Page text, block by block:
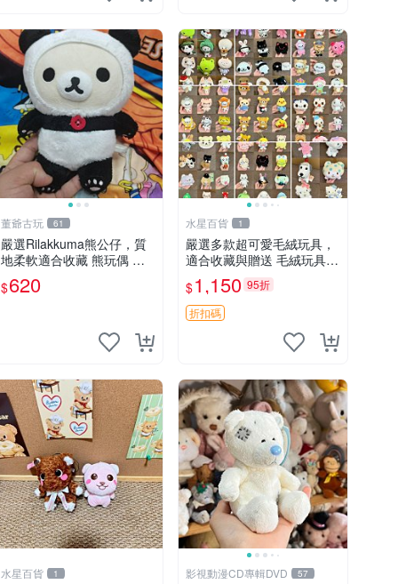
董爺古玩 61
嚴選Rilakkuma熊公仔，質
地柔軟適合收藏 熊玩偶 柔
軟 公仔 收藏
$620
水星百貨 1
嚴選多款超可愛毛絨玩具，
適合收藏與贈送 毛絨玩具、
抱枕、公仔
$1,150 95折
折扣碼
水星百貨 1 影視動漫CD專輯DVD 57